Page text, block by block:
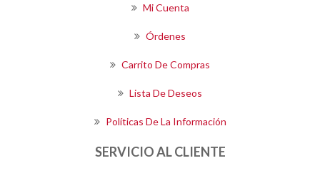
Mi Cuenta
Órdenes
Carrito De Compras
Lista De Deseos
Políticas De La Información
SERVICIO AL CLIENTE